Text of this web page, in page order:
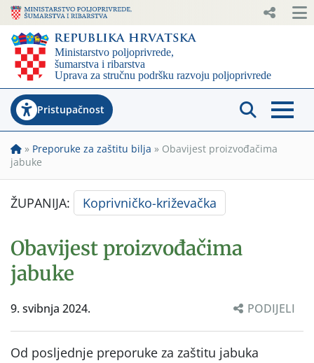
Pristupačnost
» Preporuke za zaštitu bilja » Obavijest proizvođačima
jabuke
ŽUPANIJA: Koprivničko-križevačka
Obavijest proizvođačima
jabuke
9. svibnja 2024. PODIJELI
Od posljednje preporuke za zaštitu jabuka